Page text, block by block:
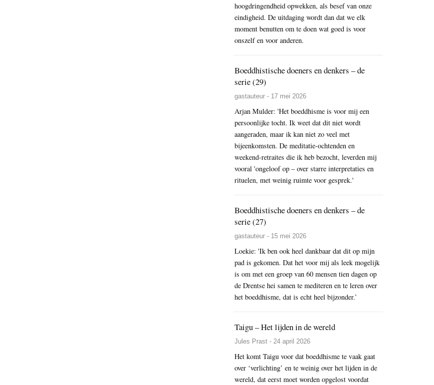
hoogdringendheid opwekken, als besef van onze
eindigheid. De uitdaging wordt dan dat we elk
moment benutten om te doen wat goed is voor
onszelf en voor anderen.
Boeddhistische doeners en denkers – de
serie (29)
gastauteur - 17 mei 2026
Arjan Mulder: 'Het boeddhisme is voor mij een
persoonlijke tocht. Ik weet dat dit niet wordt
aangeraden, maar ik kan niet zo veel met
bijeenkomsten. De meditatie-ochtenden en
weekend-retraites die ik heb bezocht, leverden mij
vooral 'ongeloof op – over starre interpretaties en
rituelen, met weinig ruimte voor gesprek.'
Boeddhistische doeners en denkers – de
serie (27)
gastauteur - 15 mei 2026
Loekie: 'Ik ben ook heel dankbaar dat dit op mijn
pad is gekomen. Dat het voor mij als leek mogelijk
is om met een groep van 60 mensen tien dagen op
de Drentse hei samen te mediteren en te leren over
het boeddhisme, dat is echt heel bijzonder.’
Taigu – Het lijden in de wereld
Jules Prast - 24 april 2026
Het komt Taigu voor dat boeddhisme te vaak gaat
over ‘verlichting’ en te weinig over het lijden in de
wereld, dat eerst moet worden opgelost voordat